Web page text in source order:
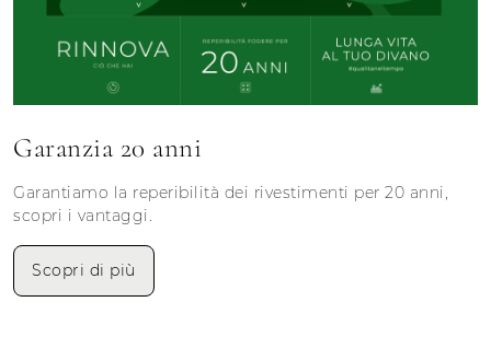
Garanzia 20 anni
Garantiamo la reperibilità dei rivestimenti per 20 anni,
scopri i vantaggi.
Scopri di più